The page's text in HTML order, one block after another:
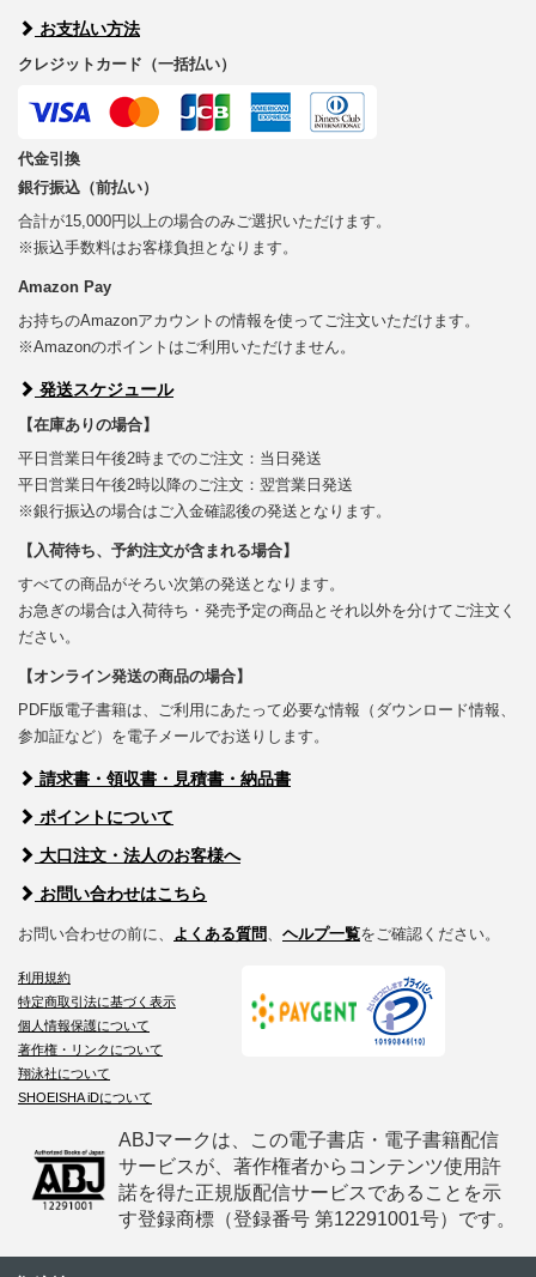
お支払い方法
クレジットカード（一括払い）
代金引換
銀行振込（前払い）
合計が15,000円以上の場合のみご選択いただけます。
※振込手数料はお客様負担となります。
Amazon Pay
お持ちのAmazonアカウントの情報を使ってご注文いただけます。
※Amazonのポイントはご利用いただけません。
発送スケジュール
【在庫ありの場合】
平日営業日午後2時までのご注文：当日発送
平日営業日午後2時以降のご注文：翌営業日発送
※銀行振込の場合はご入金確認後の発送となります。
【入荷待ち、予約注文が含まれる場合】
すべての商品がそろい次第の発送となります。
お急ぎの場合は入荷待ち・発売予定の商品とそれ以外を分けてご注文く
ださい。
【オンライン発送の商品の場合】
PDF版電子書籍は、ご利用にあたって必要な情報（ダウンロード情報、
参加証など）を電子メールでお送りします。
請求書・領収書・見積書・納品書
ポイントについて
大口注文・法人のお客様へ
お問い合わせはこちら
お問い合わせの前に、 よくある質問、 ヘルプ一覧をご確認ください。
利用規約
特定商取引法に基づく表示
個人情報保護について
著作権・リンクについて
翔泳社について
SHOEISHA iDについて
ABJマークは、この電子書店・電子書籍配信
サービスが、著作権者からコンテンツ使用許
諾を得た正規版配信サービスであることを示
す登録商標（登録番号 第12291001号）です。